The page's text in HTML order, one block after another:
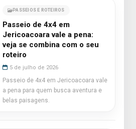
PASSEIOS E ROTEIROS
Passeio de 4x4 em
Jericoacoara vale a pena:
veja se combina com o seu
roteiro
5 de julho de 2026
Passeio de 4x4 em Jericoacoara vale
a pena para quem busca aventura e
belas paisagens.